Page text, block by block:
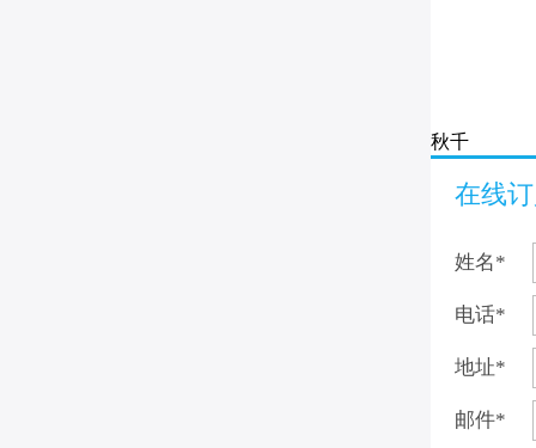
秋千
在线
姓名*
电话*
地址*
邮件*